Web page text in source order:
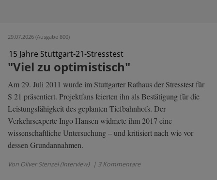
29.07.2026 (Ausgabe 800)
15 Jahre Stuttgart-21-Stresstest
"Viel zu optimistisch"
Am 29. Juli 2011 wurde im Stuttgarter Rathaus der Stresstest für
S 21 präsentiert. Projektfans feierten ihn als Bestätigung für die
Leistungsfähigkeit des geplanten Tiefbahnhofs. Der
Verkehrsexperte Ingo Hansen widmete ihm 2017 eine
wissenschaftliche Untersuchung – und kritisiert nach wie vor
dessen Grundannahmen.
Von Oliver Stenzel (Interview) | 3 Kommentare